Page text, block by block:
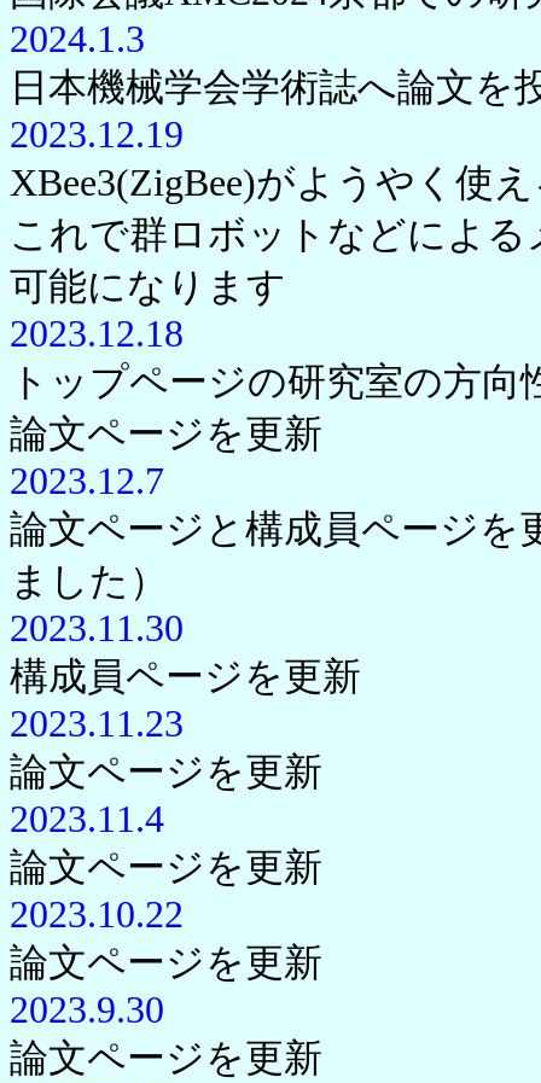
2024.1.3
日本機械学会学術誌へ論文を
2023.12.19
XBee3(ZigBee)がようやく使
これで群ロボットなどによ
可能になります
2023.12.18
トップページの研究室の方向
論文ページを更新
2023.12.7
論文ページと構成員ページを
ました）
2023.11.30
構成員ページを更新
2023.11.23
論文ページを更新
2023.11.4
論文ページを更新
2023.10.22
論文ページを更新
2023.9.30
論文ページを更新